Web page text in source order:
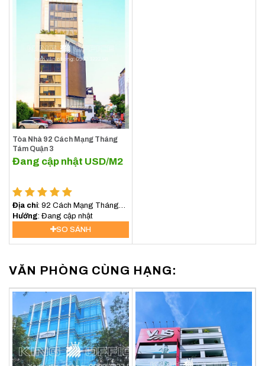
Tòa Nhà 92 Cách Mạng Tháng
Tám Quận 3
Đang cập nhật USD/M2
Địa chỉ: 92 Cách Mạng Tháng
Tám, Phường Xuân Hòa, TP.HCM
Hướng : Đang cập nhật
SO SÁNH
VĂN PHÒNG CÙNG HẠNG: